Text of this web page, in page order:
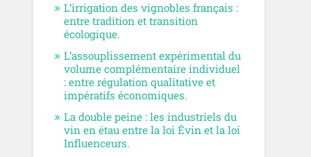
L’irrigation des vignobles français :
entre tradition et transition
écologique.
L’assouplissement expérimental du
volume complémentaire individuel
: entre régulation qualitative et
impératifs économiques.
La double peine : les industriels du
vin en étau entre la loi Évin et la loi
Influenceurs.